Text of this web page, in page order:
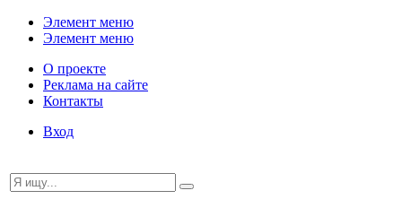
Элемент меню
Элемент меню
О проекте
Реклама на сайте
Контакты
Вход